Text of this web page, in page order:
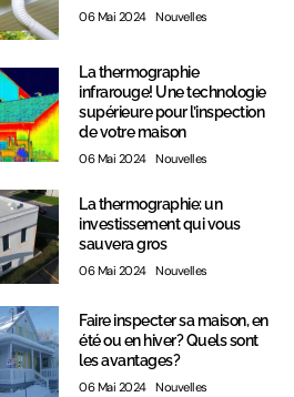
06 Mai 2024 Nouvelles
La thermographie
infrarouge! Une technologie
supérieure pour l’inspection
de votre maison
06 Mai 2024 Nouvelles
La thermographie: un
investissement qui vous
sauvera gros
06 Mai 2024 Nouvelles
Faire inspecter sa maison, en
été ou en hiver? Quels sont
les avantages?
06 Mai 2024 Nouvelles